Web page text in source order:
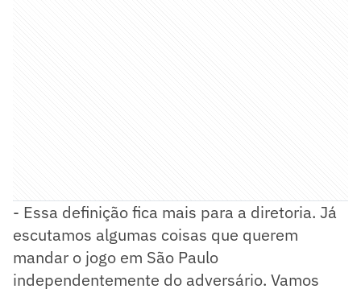
- Essa definição fica mais para a diretoria. Já
escutamos algumas coisas que querem
mandar o jogo em São Paulo
independentemente do adversário. Vamos